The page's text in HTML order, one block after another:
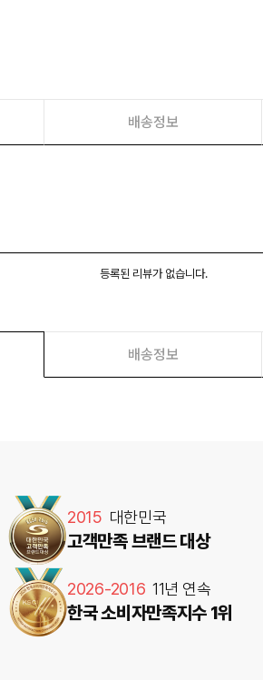
배송정보
등록된 리뷰가 없습니다.
배송정보
2015 대한민국
고객만족 브랜드 대상
2026-2016 11년 연속
한국 소비자만족지수 1위